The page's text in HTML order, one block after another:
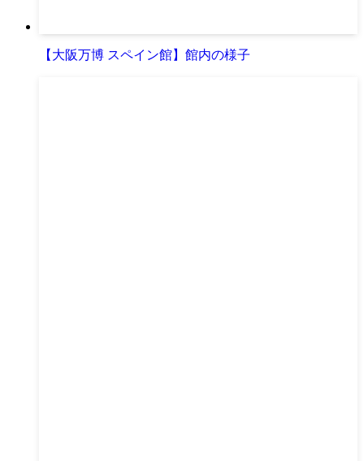
【大阪万博 スペイン館】館内の様子